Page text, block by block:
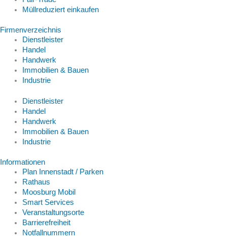
Müllreduziert einkaufen
Firmenverzeichnis
Dienstleister
Handel
Handwerk
Immobilien & Bauen
Industrie
Dienstleister
Handel
Handwerk
Immobilien & Bauen
Industrie
Informationen
Plan Innenstadt / Parken
Rathaus
Moosburg Mobil
Smart Services
Veranstaltungsorte
Barrierefreiheit
Notfallnummern